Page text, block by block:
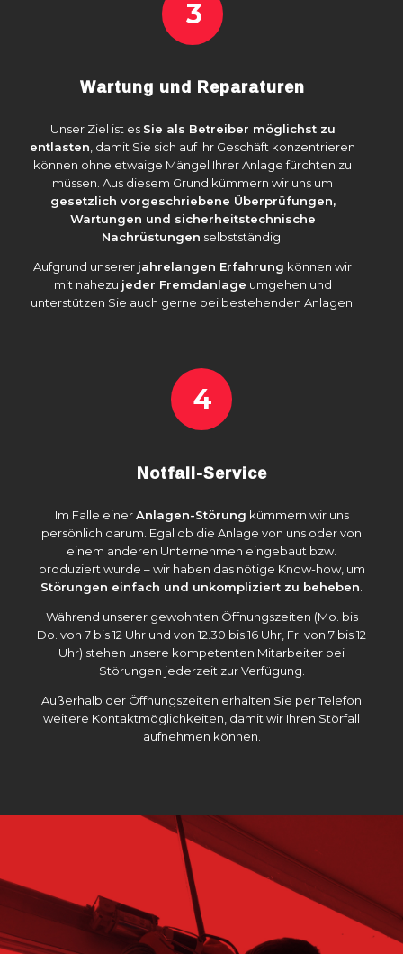
3
Wartung und Reparaturen
Unser Ziel ist es Sie als Betreiber möglichst zu
entlasten , damit Sie sich auf Ihr Geschäft konzentrieren
können ohne etwaige Mängel Ihrer Anlage fürchten zu
müssen. Aus diesem Grund kümmern wir uns um
gesetzlich vorgeschriebene Überprüfungen,
Wartungen und sicherheitstechnische
Nachrüstungen selbstständig.
Aufgrund unserer jahrelangen Erfahrung können wir
mit nahezu jeder Fremdanlage umgehen und
unterstützen Sie auch gerne bei bestehenden Anlagen.
4
Notfall-Service
Im Falle einerAnlagen-Störung kümmern wir uns
persönlich darum. Egal ob die Anlage von uns oder von
einem anderen Unternehmen eingebaut bzw.
produziert wurde – wir haben das nötige Know-how, um
Störungen einfach und unkompliziert zu beheben
Während unserer gewohnten Öffnungszeiten (Mo. bis
Do. von 7 bis 12 Uhr und von 12.30 bis 16 Uhr, Fr. von 7 bis 12
Uhr) stehen unsere kompetenten Mitarbeiter bei
Störungen jederzeit zur Verfügung.
Außerhalb der Öffnungszeiten erhalten Sie per Telefon
weitere Kontaktmöglichkeiten, damit wir Ihren Störfall
aufnehmen können.